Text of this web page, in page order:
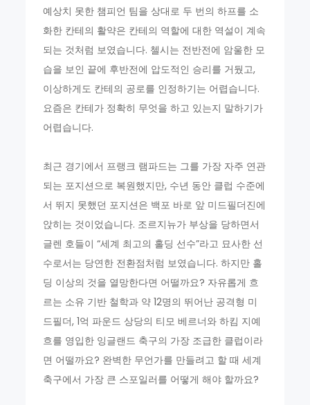
예상치 못한 챔피언 팀을 상대로 두 번의 하프를 소
화한 칸테의 활약은 칸테의 역할에 대한 역설이 계속
되는 것처럼 보였습니다. 첼시는 전반전에 암울한 모
습을 보인 끝에 후반전에 압도적인 승리를 거뒀고,
이상하게도 칸테의 공로를 인정하기는 어렵습니다.
요즘은 칸테가 정확히 무엇을 하고 있는지 말하기가
어렵습니다.
최근 경기에서 프랭크 램파드는 그를 가장 자주 연관
되는 포지션으로 복원했지만, 수년 동안 클럽 수준에
서 뛰지 못했던 포지션은 백포 바로 앞 미드필더진에
앉히는 것이었습니다. 조르지뉴가 부상을 당하면서
글렌 호들이 “세계 최고의 홀딩 선수”라고 묘사한 선
수로서는 당연한 전환점처럼 보였습니다. 하지만 홀
딩 이상의 것을 열망한다면 어떨까요? 자유롭게 흐
르는 소유 기반 철학과 약 12명의 뛰어난 공격형 미
드필더, 1억 파운드 상당의 티모 베르너와 하킴 지예
흐를 영입한 잉글랜드 축구의 가장 조급한 클럽이라
면 어떨까요? 완벽한 무언가를 만들려고 할 때 세계
축구에서 가장 큰 스포일러를 어떻게 해야 할까요?